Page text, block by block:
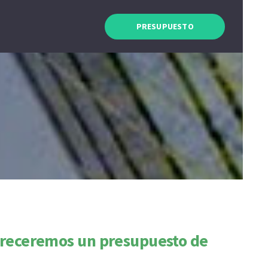
PRESUPUESTO
un presupuesto de